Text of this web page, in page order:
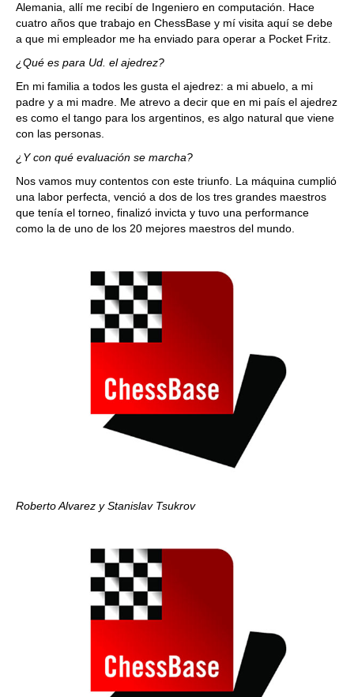
Alemania, allí me recibí de Ingeniero en computación. Hace
cuatro años que trabajo en ChessBase y mí visita aquí se debe
a que mi empleador me ha enviado para operar a Pocket Fritz.
¿Qué es para Ud. el ajedrez?
En mi familia a todos les gusta el ajedrez: a mi abuelo, a mi
padre y a mi madre. Me atrevo a decir que en mi país el ajedrez
es como el tango para los argentinos, es algo natural que viene
con las personas.
¿Y con qué evaluación se marcha?
Nos vamos muy contentos con este triunfo. La máquina cumplió
una labor perfecta, venció a dos de los tres grandes maestros
que tenía el torneo, finalizó invicta y tuvo una performance
como la de uno de los 20 mejores maestros del mundo.
Roberto Alvarez y Stanislav Tsukrov